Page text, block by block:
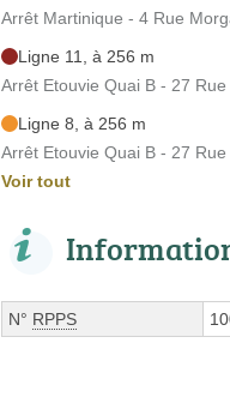
Arrêt Martinique - 4 Rue
Ligne 11, à 256 m
Arrêt Etouvie Quai B - 27
Ligne 8, à 256 m
Arrêt Etouvie Quai B - 27
Voir tout
N° RPPS